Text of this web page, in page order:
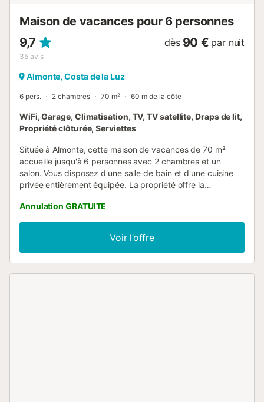
Maison de vacances pour 6 personnes
9,7
35 avis
dès 90 € par nuit
Almonte, Costa de la Luz
6 pers. 2 chambres 70 m² 60 m de la côte
WiFi, Garage, Climatisation, TV, TV satellite, Draps de lit,
Propriété clôturée, Serviettes
Située à Almonte, cette maison de vacances de 70 m²
accueille jusqu'à 6 personnes avec 2 chambres et un
salon. Vous disposez d'une salle de bain et d'une cuisine
privée entièrement équipée. La propriété offre la
espace de travail dédié, un lave-linge et un sèche-linge.
Profitez du self check-in et de fruits frais issus de la
propriété. Sortez sur votre terrasse couverte privée pour
admirer la superbe vue sur la mer tout en vous relaxant. À
noter : en raison de la proximité de la plage, vous pourriez
Annulation GRATUITE
Voir l’offre